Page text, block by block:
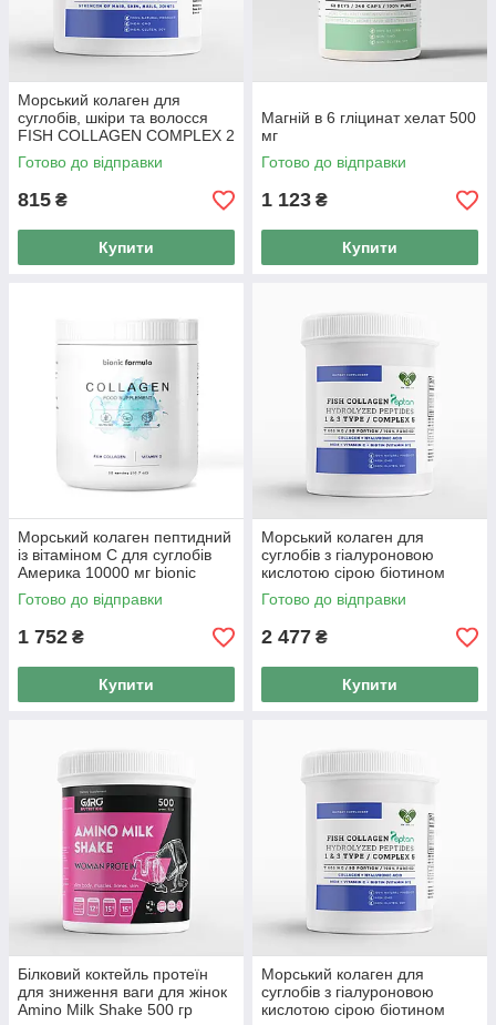
Морський колаген для
суглобів, шкіри та волосся
FISH COLLAGEN COMPLEX 2
Готово до відправки
815 ₴
Купити
Магній в 6 гліцинат хелат 500
мг
Готово до відправки
1 123 ₴
Купити
Морський колаген пептидний
із вітаміном С для суглобів
Америка 10000 мг bionic
formula
Готово до відправки
1 752 ₴
Купити
Морський колаген для
суглобів з гіалуроновою
кислотою сірою біотином
FISH COLLAGEN COMPLEX 5
Готово до відправки
2 477 ₴
Купити
Білковий коктейль протеїн
для зниження ваги для жінок
Amino Milk Shake 500 гр
Морський колаген для
суглобів з гіалуроновою
кислотою сірою біотином